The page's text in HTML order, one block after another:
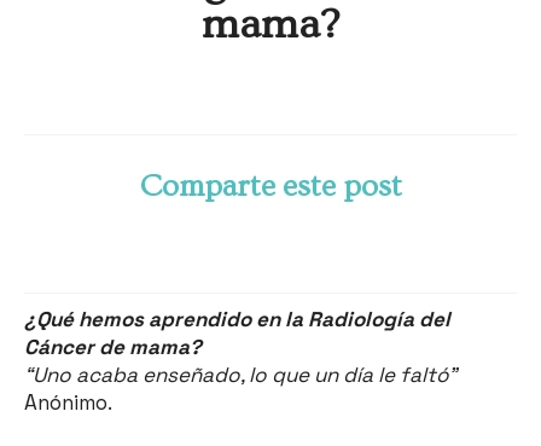
mama?
Comparte este post
¿Qué hemos aprendido en la Radiología del
Cáncer de mama?
“Uno acaba enseñado, lo que un día le faltó”
Anónimo.